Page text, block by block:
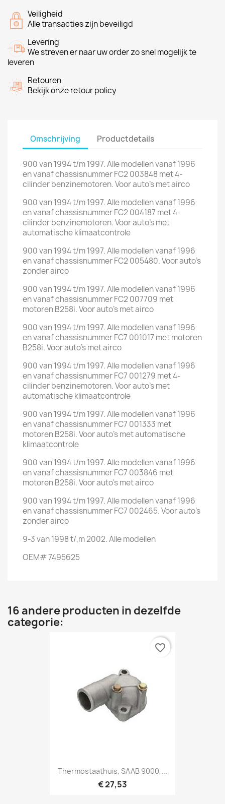
Veiligheid
Alle transacties zijn beveiligd
Levering
We streven er naar uw order zo snel mogelijk te
leveren
Retouren
Bekijk onze retour policy
Omschrijving Productdetails
900 van 1994 t/m 1997. Alle modellen vanaf 1996
en vanaf chassisnummer FC2 003848 met 4-
cilinder benzinemotoren. Voor auto's met airco
900 van 1994 t/m 1997. Alle modellen vanaf 1996
en vanaf chassisnummer FC2 004187 met 4-
cilinder benzinemotoren. Voor auto's met
automatische klimaatcontrole
900 van 1994 t/m 1997. Alle modellen vanaf 1996
en vanaf chassisnummer FC2 005480. Voor auto's
zonder airco
900 van 1994 t/m 1997. Alle modellen vanaf 1996
en vanaf chassisnummer FC2 007709 met
motoren B258i. Voor auto's met airco
900 van 1994 t/m 1997. Alle modellen vanaf 1996
en vanaf chassisnummer FC7 001017 met motoren
B258i. Voor auto's met airco
900 van 1994 t/m 1997. Alle modellen vanaf 1996
en vanaf chassisnummer FC7 001279 met 4-
cilinder benzinemotoren. Voor auto's met
automatische klimaatcontrole
900 van 1994 t/m 1997. Alle modellen vanaf 1996
en vanaf chassisnummer FC7 001333 met
motoren B258i. Voor auto's met automatische
klimaatcontrole
900 van 1994 t/m 1997. Alle modellen vanaf 1996
en vanaf chassisnummer FC7 003846 met
motoren B258i. Voor auto's met airco
900 van 1994 t/m 1997. Alle modellen vanaf 1996
en vanaf chassisnummer FC7 002465. Voor auto's
zonder airco
9-3 van 1998 t/,m 2002. Alle modellen
OEM# 7495625
16 andere producten in dezelfde
categorie:
Thermostaathuis, SAAB 9000,...
€ 27,53
favorite_border